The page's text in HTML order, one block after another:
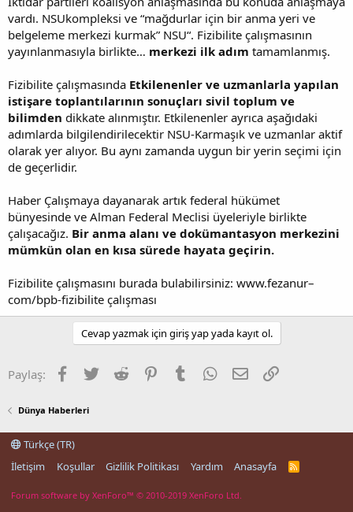
vardı. NSUkompleksi ve “mağdurlar için bir anma yeri ve
belgeleme merkezi kurmak” NSU“. Fizibilite çalışmasının
yayınlanmasıyla birlikte… merkezi ilk adım tamamlanmış.
Fizibilite çalışmasında Etkilenenler ve uzmanlarla yapılan
istişare toplantılarının sonuçları sivil toplum ve
bilimden dikkate alınmıştır. Etkilenenler ayrıca aşağıdaki
adımlarda bilgilendirilecektir NSU-Karmaşık ve uzmanlar aktif
olarak yer alıyor. Bu aynı zamanda uygun bir yerin seçimi için
de geçerlidir.
Haber Çalışmaya dayanarak artık federal hükümet
bünyesinde ve Alman Federal Meclisi üyeleriyle birlikte
çalışacağız. Bir anma alanı ve dokümantasyon merkezini
mümkün olan en kısa sürede hayata geçirin.
Fizibilite çalışmasını burada bulabilirsiniz: www.fezanur–
com/bpb-fizibilite çalışması
Cevap yazmak için giriş yap yada kayıt ol.
Paylaş: Facebook
TwitterReddit PinterestTumblrWhatsApp
E-postaLink
Dünya Haberleri
Türkçe (TR)
İletişim
Koşullar Gizlilik Politikası Yardım Anasayfa
R
Forum software by XenForo™ © 2010-2019 XenForo Ltd.